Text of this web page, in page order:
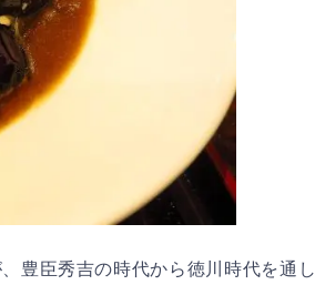
豊臣秀吉の時代から徳川時代を通し